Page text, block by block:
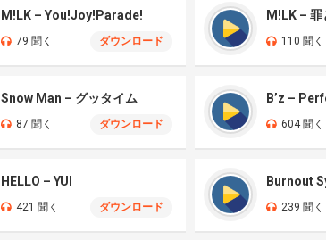
M!LK – You!Joy!Parade!
79 聞く ダウンロード
M!LK –
110 聞く
Snow Man – グッタイム
87 聞く ダウンロード
B’z –
604 聞く
HELLO – YUI
421 聞く ダウンロード 239 聞く